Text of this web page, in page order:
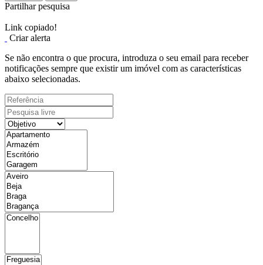
Partilhar pesquisa
Link copiado!
Criar alerta
Se não encontra o que procura, introduza o seu email para receber
notificações sempre que existir um imóvel com as características
abaixo selecionadas.